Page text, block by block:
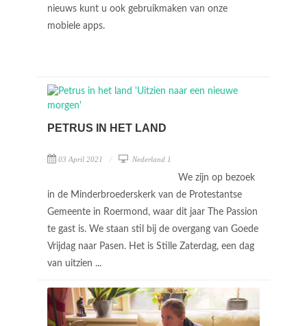
nieuws kunt u ook gebruikmaken van onze
mobiele apps.
PETRUS IN HET LAND
03 April 2021 Nederland 1
We zijn op bezoek
in de Minderbroederskerk van de Protestantse
Gemeente in Roermond, waar dit jaar The Passion
te gast is. We staan stil bij de overgang van Goede
Vrijdag naar Pasen. Het is Stille Zaterdag, een dag
van uitzien ...